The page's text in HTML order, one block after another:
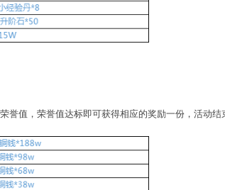
誉值，荣誉值达标即可获得相应的奖励一份，活动